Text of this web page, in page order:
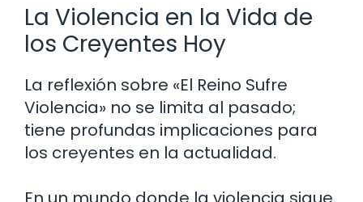
La Violencia en la Vida de
los Creyentes Hoy
La reflexión sobre «El Reino Sufre
Violencia» no se limita al pasado;
tiene profundas implicaciones para
los creyentes en la actualidad.